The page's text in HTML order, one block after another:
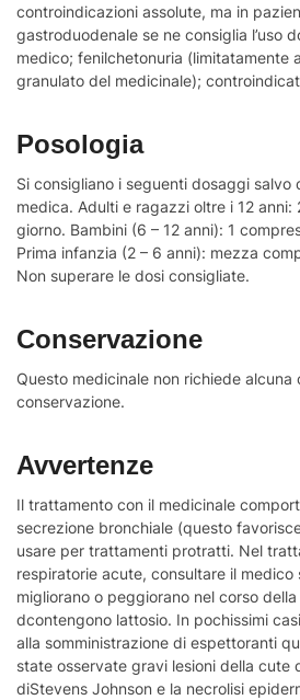
controindicazioni assolute, ma in
gastroduodenale se ne consiglia l’uso
medico; fenilchetonuria (limitatamente
granulato del medicinale);
Posologia
Si consigliano i seguenti dosaggi salvo
medica. Adulti e ragazzi oltre i 12
giorno. Bambini (6 – 12 anni): 1
Prima infanzia (2 – 6 anni): mezza
Non superare le dosi consigliate.
Conservazione
Questo medicinale non richiede
conservazione.
Avvertenze
Il trattamento con il medicinale
secrezione bronchiale (questo
usare per trattamenti protratti. Nel
respiratorie acute, consultare il medico
migliorano o peggiorano nel corso
dcontengono lattosio. In pochissimi
alla somministrazione di espettoranti
state osservate gravi lesioni della cute
diStevens Johnson e la necrolisi